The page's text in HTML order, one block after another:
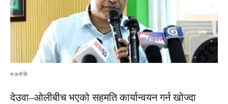
राजनीति
देउवा–ओलीबीच भएको सहमति कार्यान्वयन गर्न खोज्दा